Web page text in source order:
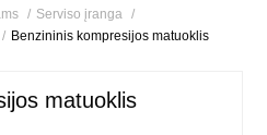
Serviso įranga
Benzininis kompresijos matuoklis
matuoklis